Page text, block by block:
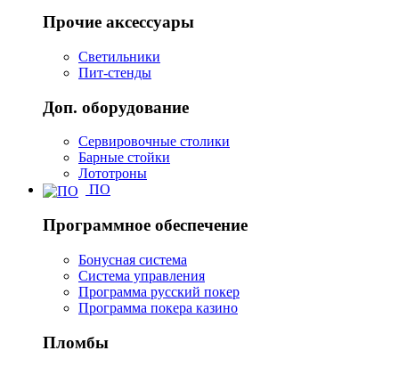
Прочие аксессуары
Светильники
Пит-стенды
Доп. оборудование
Сервировочные столики
Барные стойки
Лототроны
ПО
Программное обеспечение
Бонусная система
Система управления
Программа русский покер
Программа покера казино
Пломбы